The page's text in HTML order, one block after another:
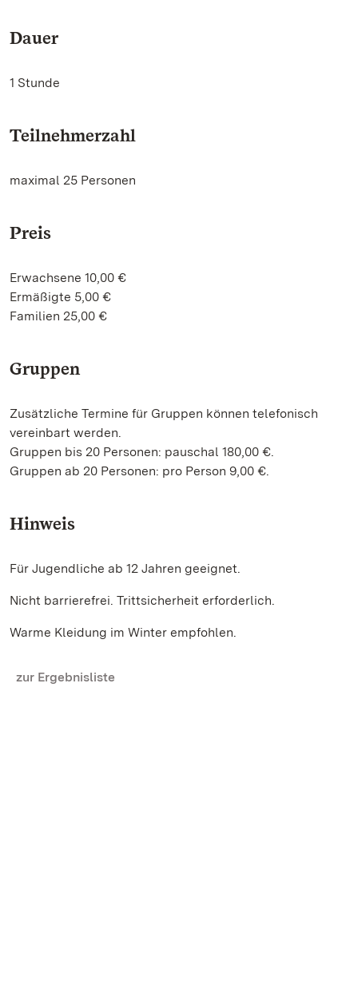
Dauer
1 Stunde
Teilnehmerzahl
maximal 25 Personen
Preis
Erwachsene 10,00 €
Ermäßigte 5,00 €
Familien 25,00 €
Gruppen
Zusätzliche Termine für Gruppen können telefonisch
vereinbart werden.
Gruppen bis 20 Personen: pauschal 180,00 €.
Gruppen ab 20 Personen: pro Person 9,00 €.
Hinweis
Für Jugendliche ab 12 Jahren geeignet.
Nicht barrierefrei. Trittsicherheit erforderlich.
Warme Kleidung im Winter empfohlen.
zur Ergebnisliste